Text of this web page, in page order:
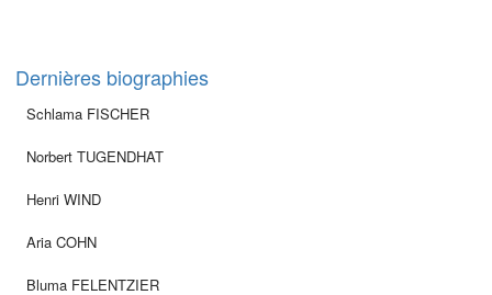
Dernières biographies
Schlama FISCHER
Norbert TUGENDHAT
Henri WIND
Aria COHN
Bluma FELENTZIER